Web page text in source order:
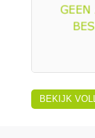
BEKIJK